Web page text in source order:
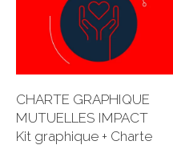
CHARTE GRAPHIQUE
MUTUELLES IMPACT
Kit graphique + Charte